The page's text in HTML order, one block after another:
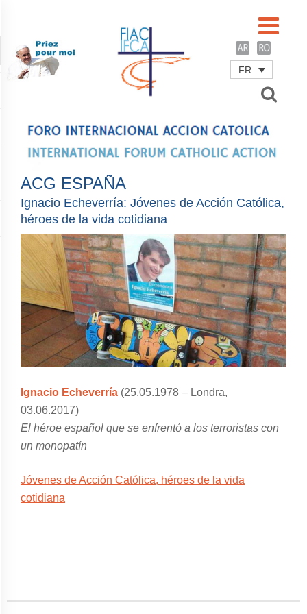
FR
ACG ESPAÑA
Ignacio Echeverría: Jóvenes de Acción Católica,
héroes de la vida cotidiana
Ignacio Echeverría (25.05.1978 – Londra,
03.06.2017)
El héroe español que se enfrentó a los terroristas con
un monopatín
Jóvenes de Acción Católica, héroes de la vida
cotidiana
Password